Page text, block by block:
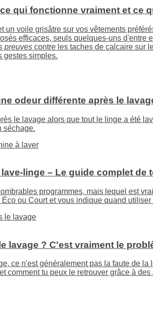
qui fonctionne vraiment et ce
un voile grisâtre sur vos vêtements
efficaces, seuls quelques-uns
preuves contre les taches de calcaire sur
gestes simples.
odeur différente après le
le lavage alors que tout le linge a été
séchage.
linge – Le guide complet de
programmes, mais lequel est
ou Court et vous indique quand
lavage ? C'est vraiment le
ce n'est généralement pas la faute de
comment tu peux le retrouver grâce à